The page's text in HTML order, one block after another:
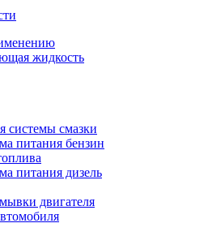
жидкость
системы смазки
питания бензин
питания дизель
двигателя